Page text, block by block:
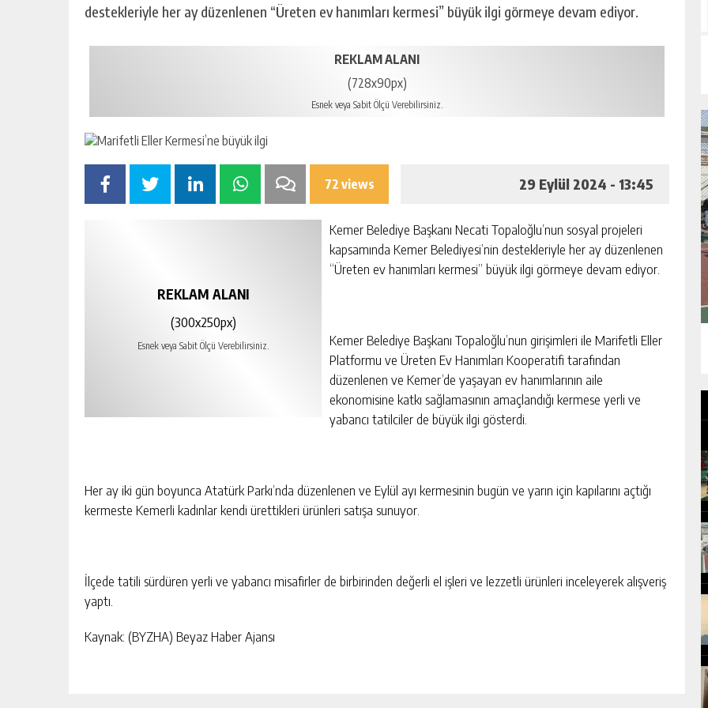
destekleriyle her ay düzenlenen “Üreten ev hanımları kermesi” büyük ilgi görmeye devam ediyor.
REKLAM ALANI
(728x90px)
Esnek veya Sabit Ölçü Verebilirsiniz.
72 views 29 Eylül 2024 - 13:45
REKLAM ALANI
(300x250px)
Esnek veya Sabit Ölçü Verebilirsiniz.
Kemer Belediye Başkanı Necati Topaloğlu’nun sosyal projeleri
kapsamında Kemer Belediyesi’nin destekleriyle her ay düzenlenen
“Üreten ev hanımları kermesi” büyük ilgi görmeye devam ediyor.
Kemer Belediye Başkanı Topaloğlu’nun girişimleri ile Marifetli Eller
Platformu ve Üreten Ev Hanımları Kooperatifi tarafından
düzenlenen ve Kemer’de yaşayan ev hanımlarının aile
ekonomisine katkı sağlamasının amaçlandığı kermese yerli ve
yabancı tatilciler de büyük ilgi gösterdi.
Her ay iki gün boyunca Atatürk Parkı’nda düzenlenen ve Eylül ayı kermesinin bugün ve yarın için kapılarını açtığı
kermeste Kemerli kadınlar kendi ürettikleri ürünleri satışa sunuyor.
İlçede tatili sürdüren yerli ve yabancı misafirler de birbirinden değerli el işleri ve lezzetli ürünleri inceleyerek alışveriş
yaptı.
Kaynak: (BYZHA) Beyaz Haber Ajansı